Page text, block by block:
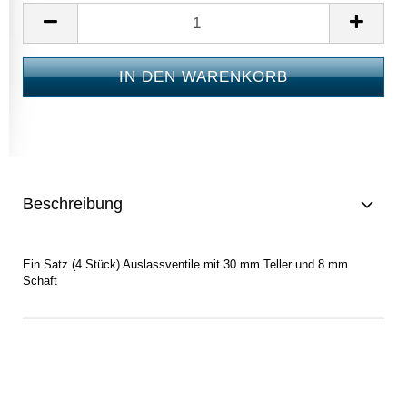
Beschreibung
Ein Satz (4 Stück) Auslassventile mit 30 mm Teller und 8 mm
Schaft